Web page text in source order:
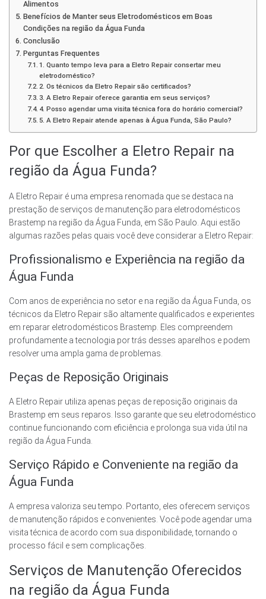
Alimentos
Benefícios de Manter seus Eletrodomésticos em Boas
Condições na região da Água Funda
Conclusão
Perguntas Frequentes
1. Quanto tempo leva para a Eletro Repair consertar meu
eletrodoméstico?
2. Os técnicos da Eletro Repair são certificados?
3. A Eletro Repair oferece garantia em seus serviços?
4. Posso agendar uma visita técnica fora do horário comercial?
5. A Eletro Repair atende apenas à Água Funda, São Paulo?
Por que Escolher a Eletro Repair na
região da Água Funda?
A Eletro Repair é uma empresa renomada que se destaca na
prestação de serviços de manutenção para eletrodomésticos
Brastemp na região da Água Funda, em São Paulo. Aqui estão
algumas razões pelas quais você deve considerar a Eletro Repair:
Profissionalismo e Experiência na região da
Água Funda
Com anos de experiência no setor e na região da Água Funda, os
técnicos da Eletro Repair são altamente qualificados e experientes
em reparar eletrodomésticos Brastemp. Eles compreendem
profundamente a tecnologia por trás desses aparelhos e podem
resolver uma ampla gama de problemas.
Peças de Reposição Originais
A Eletro Repair utiliza apenas peças de reposição originais da
Brastemp em seus reparos. Isso garante que seu eletrodoméstico
continue funcionando com eficiência e prolonga sua vida útil na
região da Água Funda.
Serviço Rápido e Conveniente na região da
Água Funda
A empresa valoriza seu tempo. Portanto, eles oferecem serviços
de manutenção rápidos e convenientes. Você pode agendar uma
visita técnica de acordo com sua disponibilidade, tornando o
processo fácil e sem complicações.
Serviços de Manutenção Oferecidos
na região da Água Funda